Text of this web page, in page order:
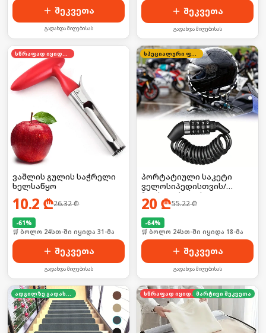
შეკვეთა
გადახდა მიღებისას
შეკვეთა
გადახდა მიღებისას
ვაშლის გულის საჭრელი
ხელსაწყო
10.2 ₾26.32₾
-61%
🛒 ბოლო 24სთ-ში იყიდა 31-მა
შეკვეთა
გადახდა მიღებისას
პორტატიული საკეტი
ველოსიპედისთვის/
ჩაფხუტისთვის
20₾55.22₾
-64%
🛒 ბოლო 24სთ-ში იყიდა 18-მა
შეკვეთა
გადახდა მიღებისას
სწრაფად იყიდებამარტივი შეკვეთა